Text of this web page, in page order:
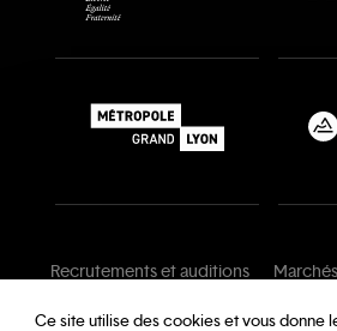
Recrutements et auditions
Mentions légales
Ce site utilise des cookies et vous donne